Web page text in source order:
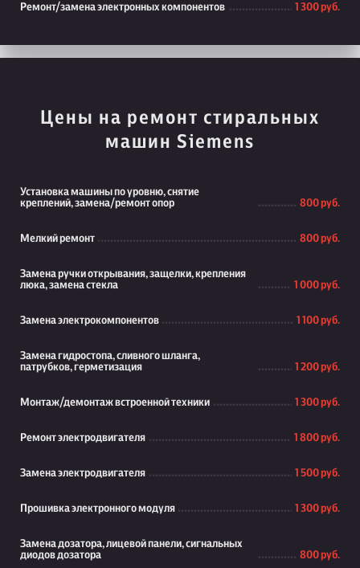
Ремонт/замена электронных компонентов 1 300 руб.
Цены на ремонт стиральных
машин Siemens
Установка машины по уровню, снятие
креплений, замена/ремонт опор
800 руб.
Мелкий ремонт 800 руб.
Замена ручки открывания, защелки, крепления
люка, замена стекла
1 000 руб.
Замена электрокомпонентов 1 100 руб.
Замена гидростопа, сливного шланга,
патрубков, герметизация
1 200 руб.
Монтаж/демонтаж встроенной техники 1 300 руб.
Ремонт электродвигателя 1 800 руб.
Замена электродвигателя 1 500 руб.
Прошивка электронного модуля 1 300 руб.
Замена дозатора, лицевой панели, сигнальных
диодов дозатора
800 руб.